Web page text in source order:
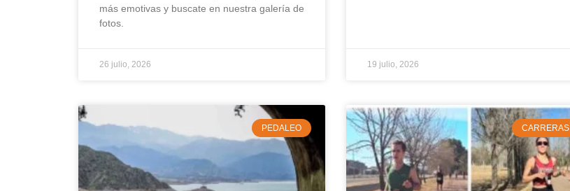
más emotivas y buscate en nuestra galería de
fotos.
26 julio, 2026 19 julio, 2026
PEDALEO CARRERAS